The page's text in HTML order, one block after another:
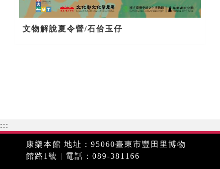
文物解說夏令營/石佮玉仔
:::
康樂本館 地址：95060臺東市豐田里博物
館路1號 | 電話：089-381166